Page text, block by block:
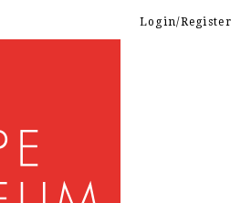
Login/Register